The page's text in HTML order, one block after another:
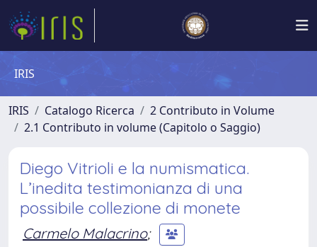
IRIS
IRIS Catalogo Ricerca
2 Contributo in Volume
2.1 Contributo in volume (Capitolo o Saggio)
Diego Vitrioli e la numismatica.
L’inedita testimonianza di una
possibile collezione di monete
Carmelo Malacrino;